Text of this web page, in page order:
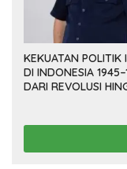
KEKUATAN POLITIK
DI INDONESIA
DARI REVOLUSI